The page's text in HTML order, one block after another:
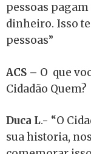
pessoas
dinheiro. Isso
pessoas”
ACS – O que
Cidadão Quem?
Duca L.- “O
sua historia,